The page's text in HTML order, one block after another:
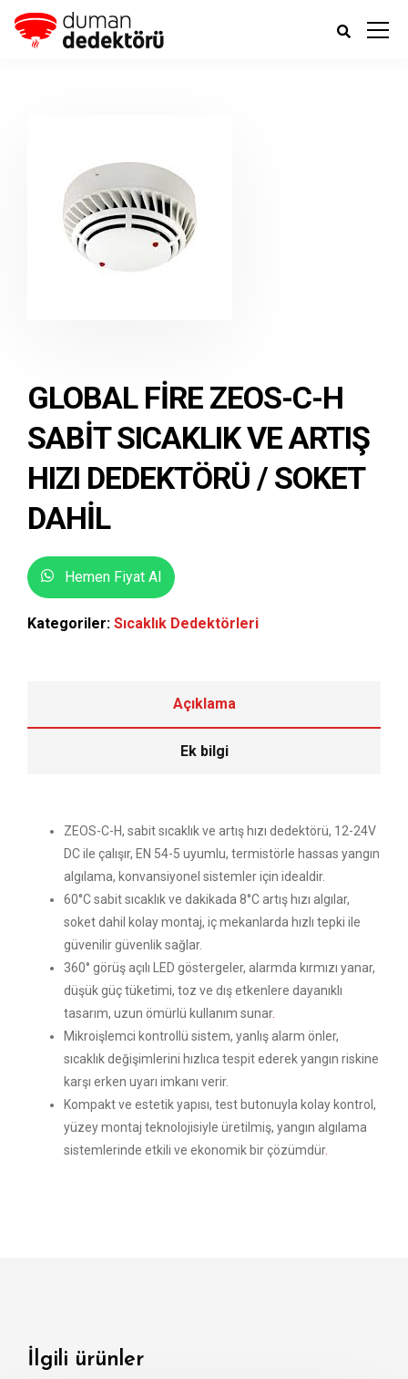
GLOBAL FIRE ZEOS-C-H
SABIT SICAKLIK VE ARTIŞ
HIZI DEDEKTÖRÜ / SOKET
DAHIL
Hemen Fiyat Al
Kategoriler: Sıcaklık Dedektörleri
Açıklama
Ek bilgi
ZEOS-C-H, sabit sıcaklık ve artış hızı dedektörü, 12-24V
DC ile çalışır, EN 54-5 uyumlu, termistörle hassas yangın
algılama, konvansiyonel sistemler için idealdir.
60°C sabit sıcaklık ve dakikada 8°C artış hızı algılar,
soket dahil kolay montaj, iç mekanlarda hızlı tepki ile
güvenilir güvenlik sağlar.
360° görüş açılı LED göstergeler, alarmda kırmızı yanar,
düşük güç tüketimi, toz ve dış etkenlere dayanıklı
tasarım, uzun ömürlü kullanım sunar.
Mikroişlemci kontrollü sistem, yanlış alarm önler,
sıcaklık değişimlerini hızlıca tespit ederek yangın riskine
karşı erken uyarı imkanı verir.
Kompakt ve estetik yapısı, test butonuyla kolay kontrol,
yüzey montaj teknolojisiyle üretilmiş, yangın algılama
sistemlerinde etkili ve ekonomik bir çözümdür.
İlgili ürünler